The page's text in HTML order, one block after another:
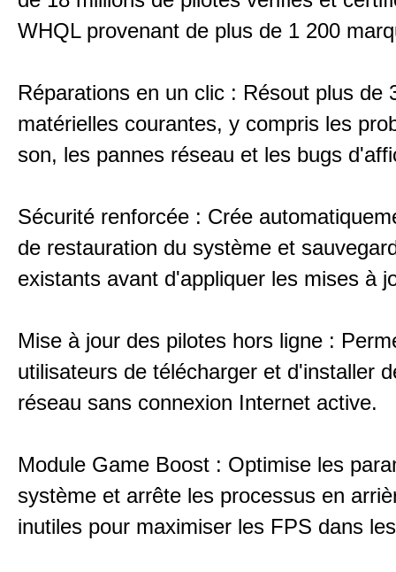
WHQL provenant de plus de 1 200
Réparations en un clic : Résout plus de
matérielles courantes, y compris les
son, les pannes réseau et les bugs
Sécurité renforcée : Crée
de restauration du système et
existants avant d'appliquer les mises à
Mise à jour des pilotes hors ligne :
utilisateurs de télécharger et d'installer
réseau sans connexion Internet active.
Module Game Boost : Optimise les
système et arrête les processus en
inutiles pour maximiser les FPS dans